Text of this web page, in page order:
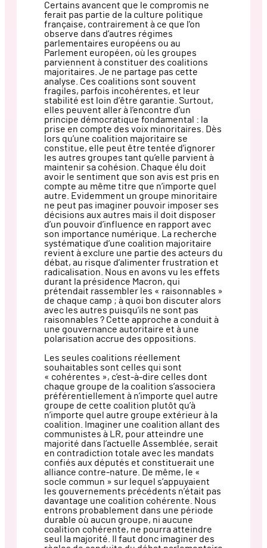
Certains avancent que le compromis ne
ferait pas partie de la culture politique
française, contrairement à ce que l’on
observe dans d’autres régimes
parlementaires européens ou au
Parlement européen, où les groupes
parviennent à constituer des coalitions
majoritaires. Je ne partage pas cette
analyse. Ces coalitions sont souvent
fragiles, parfois incohérentes, et leur
stabilité est loin d’être garantie. Surtout,
elles peuvent aller à l’encontre d’un
principe démocratique fondamental : la
prise en compte des voix minoritaires. Dès
lors qu’une coalition majoritaire se
constitue, elle peut être tentée d’ignorer
les autres groupes tant qu’elle parvient à
maintenir sa cohésion. Chaque élu doit
avoir le sentiment que son avis est pris en
compte au même titre que n’importe quel
autre. Evidemment un groupe minoritaire
ne peut pas imaginer pouvoir imposer ses
décisions aux autres mais il doit disposer
d’un pouvoir d’influence en rapport avec
son importance numérique. La recherche
systématique d’une coalition majoritaire
revient à exclure une partie des acteurs du
débat, au risque d’alimenter frustration et
radicalisation. Nous en avons vu les effets
durant la présidence Macron, qui
prétendait rassembler les « raisonnables »
de chaque camp ; à quoi bon discuter alors
avec les autres puisqu’ils ne sont pas
raisonnables ? Cette approche a conduit à
une gouvernance autoritaire et à une
polarisation accrue des oppositions.
Les seules coalitions réellement
souhaitables sont celles qui sont
« cohérentes », c’est-à-dire celles dont
chaque groupe de la coalition s’associera
préférentiellement à n’importe quel autre
groupe de cette coalition plutôt qu’à
n’importe quel autre groupe extérieur à la
coalition. Imaginer une coalition allant des
communistes à LR, pour atteindre une
majorité dans l’actuelle Assemblée, serait
en contradiction totale avec les mandats
confiés aux députés et constituerait une
alliance contre-nature. De même, le «
socle commun » sur lequel s’appuyaient
les gouvernements précédents n’était pas
davantage une coalition cohérente. Nous
entrons probablement dans une période
durable où aucun groupe, ni aucune
coalition cohérente, ne pourra atteindre
seul la majorité. Il faut donc imaginer des